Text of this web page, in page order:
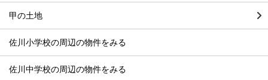
甲の土地
佐川小学校の周辺の物件をみる
佐川中学校の周辺の物件をみる